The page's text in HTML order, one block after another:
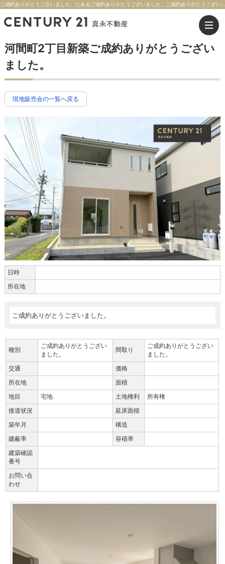
河間町2丁目新築ご成約ありがとうござい
ました。
現地販売会の一覧へ戻る
日時
所在地
ご成約ありがとうございました。
種別
ご成約ありがとうござい
ました。
間取り
ご成約ありがとうござい
ました。
交通
価格
所在地
面積
地目
宅地 土地権利
所有権
接道状況
延床面積
築年月
構造
建蔽率
容積率
建築確認
番号
お問い合
わせ